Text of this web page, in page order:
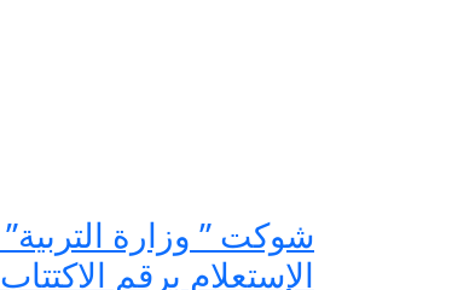
الإستعلام برقم الاكتتاب